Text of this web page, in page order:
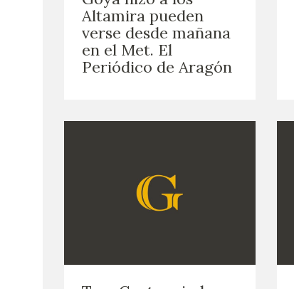
Altamira pueden
verse desde mañana
en el Met. El
Periódico de Aragón